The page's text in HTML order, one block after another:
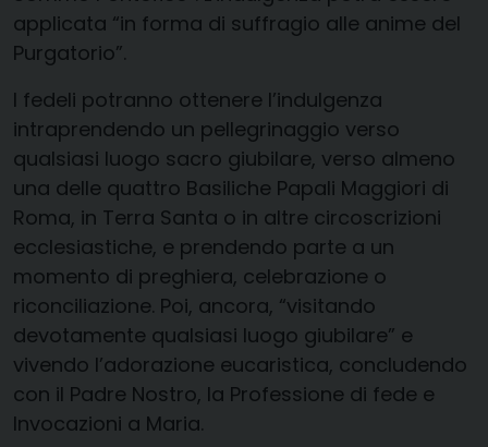
applicata “in forma di suffragio alle anime del
Purgatorio”.
I fedeli potranno ottenere l’indulgenza
intraprendendo un pellegrinaggio verso
qualsiasi luogo sacro giubilare, verso almeno
una delle quattro Basiliche Papali Maggiori di
Roma, in Terra Santa o in altre circoscrizioni
ecclesiastiche, e prendendo parte a un
momento di preghiera, celebrazione o
riconciliazione. Poi, ancora, “visitando
devotamente qualsiasi luogo giubilare” e
vivendo l’adorazione eucaristica, concludendo
con il Padre Nostro, la Professione di fede e
Invocazioni a Maria.